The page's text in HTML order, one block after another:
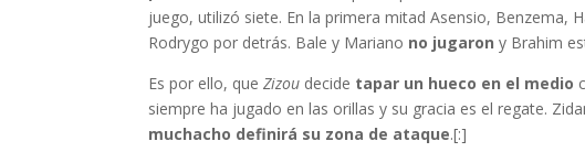
juego, utilizó siete. En la primera mitad Asensio, Benzema,
Rodrygo por detrás. Bale y Mariano no jugarony Brahim
Es por ello, queZizou decide tapar un hueco en el medio
siempre ha jugado en las orillas y su gracia es el regate.
muchacho definirá su zona de ataque.[:]